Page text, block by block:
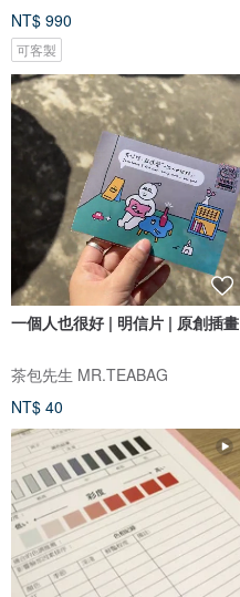
NT$ 990
可客製
一個人也很好 | 明信片 | 原創插畫
茶包先生 MR.TEABAG
NT$ 40